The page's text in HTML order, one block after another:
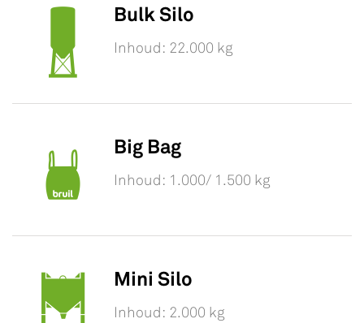
Bulk Silo
Inhoud: 22.000 kg
Big Bag
Inhoud: 1.000/ 1.500 kg
Mini Silo
Inhoud: 2.000 kg